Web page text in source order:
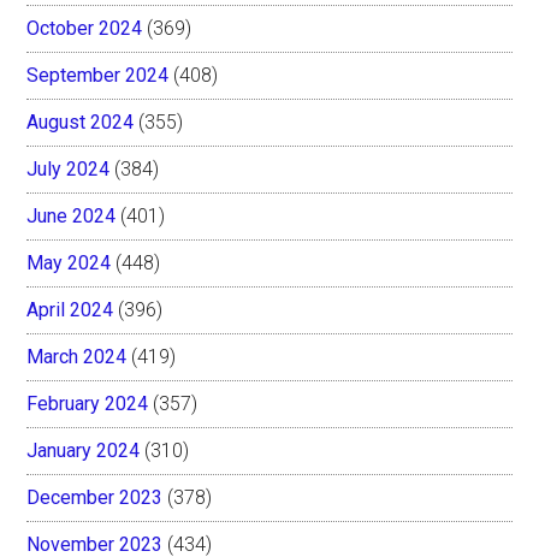
October 2024 (369)
September 2024 (408)
August 2024 (355)
July 2024 (384)
June 2024 (401)
May 2024 (448)
April 2024 (396)
March 2024 (419)
February 2024 (357)
January 2024 (310)
December 2023 (378)
November 2023 (434)